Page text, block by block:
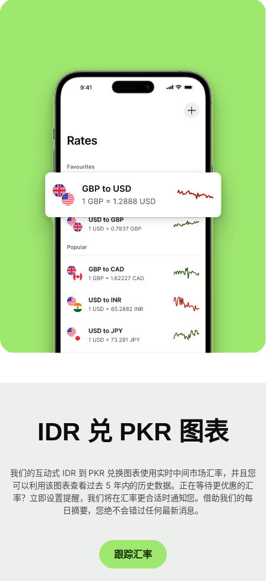
IDR 兑 PKR 图表
我们的互动式 IDR 到 PKR 兑换图表使用实时中间市场汇率，并且您
可以利用该图表查看过去 5 年内的历史数据。正在等待更优惠的汇
率？立即设置提醒，我们将在汇率更合适时通知您。借助我们的每
日摘要，您绝不会错过任何最新消息。
跟踪汇率